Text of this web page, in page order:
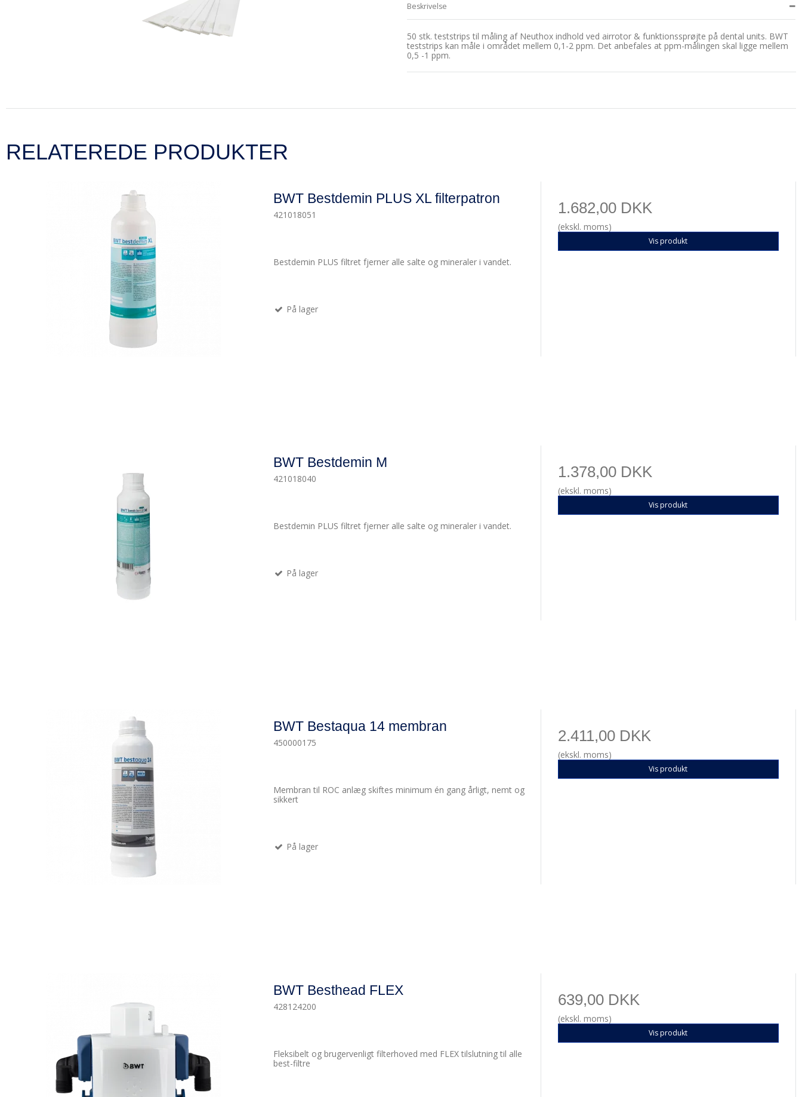
Beskrivelse
50 stk. teststrips til måling af Neuthox indhold ved airrotor & funktionssprøjte på dental units. BWT
teststrips kan måle i området mellem 0,1-2 ppm. Det anbefales at ppm-målingen skal ligge mellem
0,5 -1 ppm.
RELATEREDE PRODUKTER
BWT Bestdemin PLUS XL filterpatron
421018051
Bestdemin PLUS filtret fjerner alle salte og mineraler i vandet.
På lager
1.682,00 DKK
(ekskl. moms)
Vis produkt
BWT Bestdemin M
421018040
Bestdemin PLUS filtret fjerner alle salte og mineraler i vandet.
På lager
1.378,00 DKK
(ekskl. moms)
Vis produkt
BWT Bestaqua 14 membran
450000175
Membran til ROC anlæg skiftes minimum én gang årligt, nemt og
sikkert
På lager
2.411,00 DKK
(ekskl. moms)
Vis produkt
BWT Besthead FLEX
428124200
Fleksibelt og brugervenligt filterhoved med FLEX tilslutning til alle
best-filtre
639,00 DKK
(ekskl. moms)
Vis produkt